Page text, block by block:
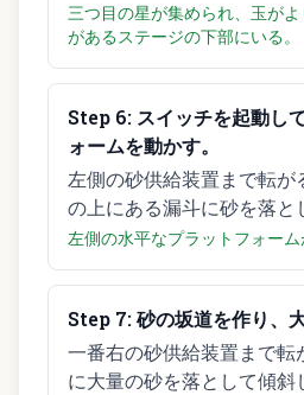
三つ目の星が集められ、玉が
があるステージの下部にいる。
Step 6: スイッチを起動し
ォームを動かす。
左側の砂供給装置まで転が
の上にある漏斗に砂を落と
左側の水平なプラットフォーム
Step 7:砂の坂道を作り、
一番右の砂供給装置まで転
に大量の砂を落として傾斜